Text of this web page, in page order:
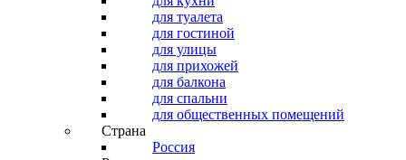
для туалета
для гостиной
для улицы
для прихожей
для балкона
для спальни
для общественных помещений
Страна
Россия